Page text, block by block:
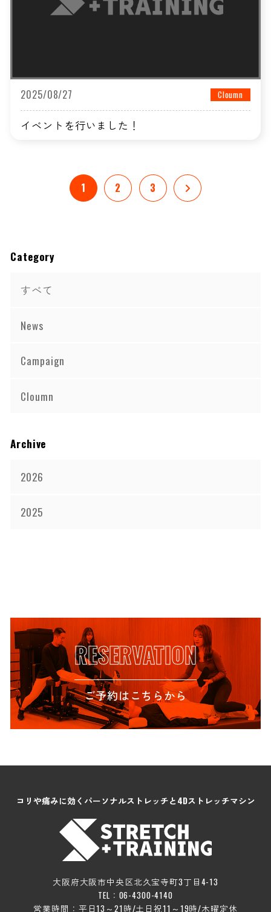
2025/08/27 Cloumn
イベントを行いました！
1 2 3
Category
すべて
News
Campaign
Cloumn
Archive
2026
2025
RESERVATION
ご予約はこちらから
コリや痛みに効くパーソナルストレッチと4Dストレッチマシン
大阪府大阪市中央区北久宝寺町3丁目4-13
TEL：06-4300-4140
営業時間：平日13～21時/土日祝11～19時/木曜定休